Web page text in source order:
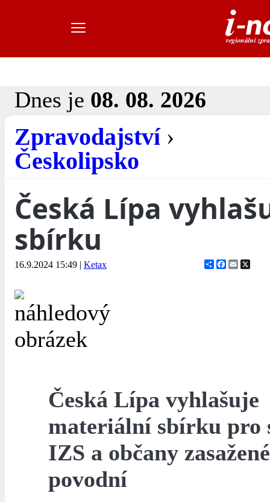
Dnes je 08. 08. 2026
Zpravodajství›
Českolipsko
Česká Lípa
sbírku
16.9.2024 15:49 | Ketax ShareFacebook
Email
Česká Lípa vyhlašuje
materiální sbírku pro
IZS a občany zasažené
povodní